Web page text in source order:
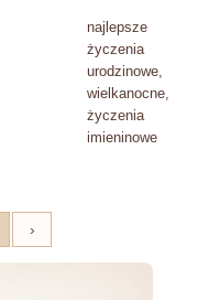
›
najlepsze
życzenia
urodzinowe,
wielkanocne,
życzenia
imieninowe